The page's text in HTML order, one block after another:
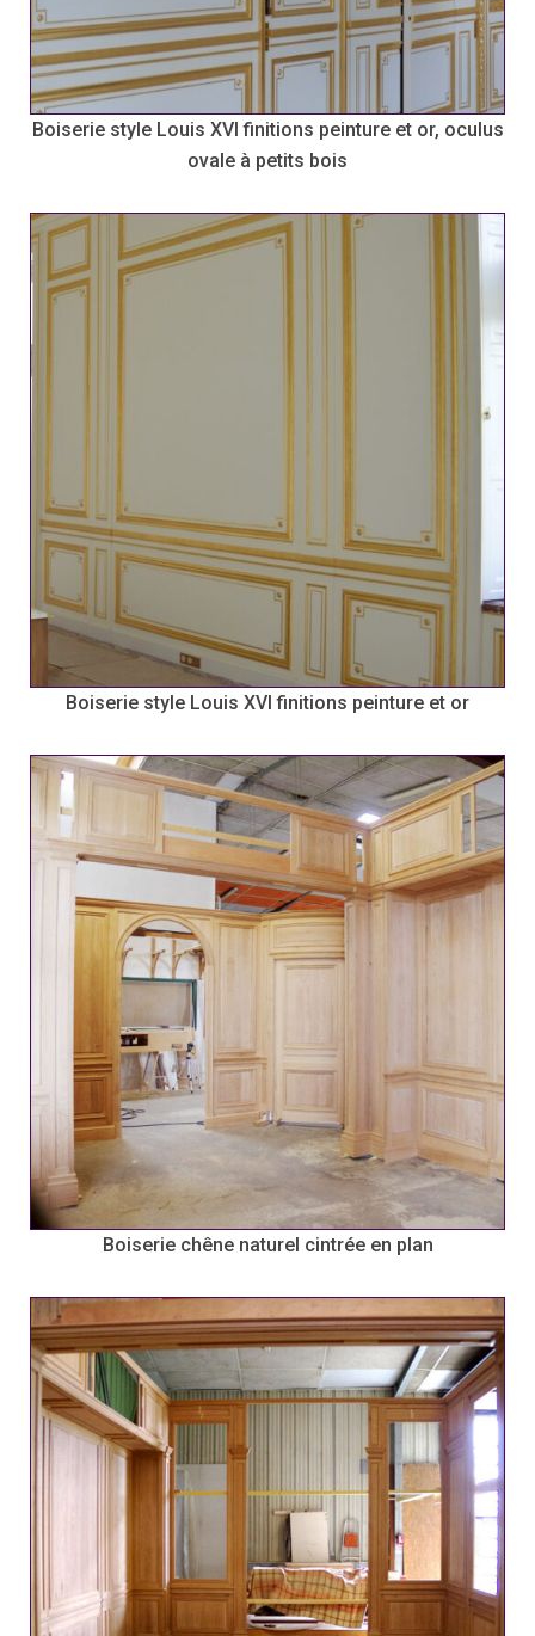
Boiserie style Louis XVI finitions peinture et or, oculus
ovale à petits bois
Boiserie style Louis XVI finitions peinture et or
Boiserie chêne naturel cintrée en plan